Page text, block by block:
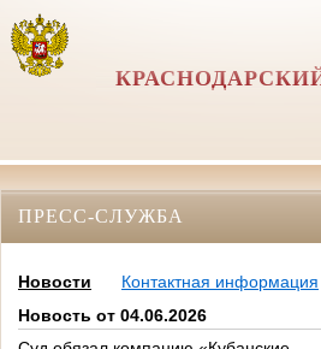
ПРЕСС-СЛУЖБА
Новости
Контактная информация
Новость от 04.06.2026